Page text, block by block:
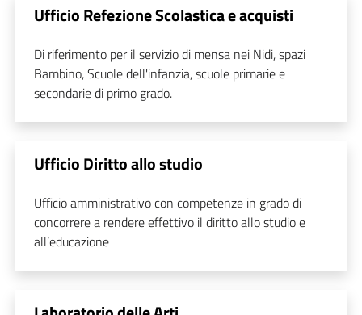
Ufficio Refezione Scolastica e acquisti
Di riferimento per il servizio di mensa nei Nidi, spazi
Bambino, Scuole dell'infanzia, scuole primarie e
secondarie di primo grado.
Ufficio Diritto allo studio
Ufficio amministrativo con competenze in grado di
concorrere a rendere effettivo il diritto allo studio e
all’educazione